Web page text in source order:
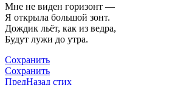
Мне не виден горизонт —
Я открыла большой зонт.
Дождик льёт, как из ведра,
Будут лужи до утра.
Сохранить
Сохранить
ПредНазад стих